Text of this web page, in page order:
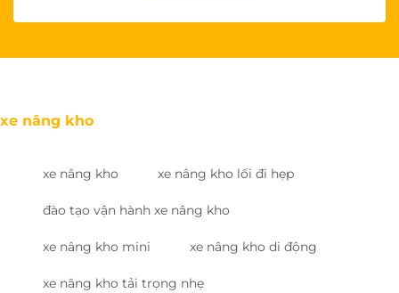
xe nâng kho
xe nâng kho xe nâng kho lối đi hẹp
đào tạo vận hành xe nâng kho
xe nâng kho mini xe nâng kho di động
xe nâng kho tải trọng nhẹ